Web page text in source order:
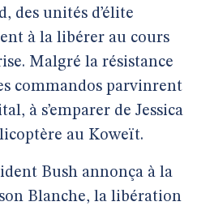
des unités d’élite
à la libérer au cours
Malgré la résistance
commandos parvinrent
à s’emparer de Jessica
au Koweït.
Bush annonça à la
Blanche, la libération